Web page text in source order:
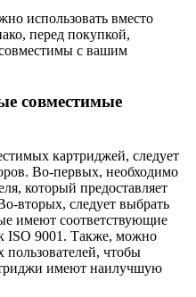
использовать вместо
перед покупкой,
с вашим
совместимые
картриджей, следует
Во-первых, необходимо
который предоставляет
вторых, следует выбрать
имеют соответствующие
ISO 9001. Также, можно
пользователей, чтобы
имеют наилучшую